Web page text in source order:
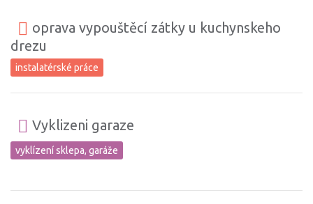
oprava vypouštěcí zátky u kuchynskeho
drezu
instalatérské práce
Vyklizeni garaze
vyklízení sklepa, garáže